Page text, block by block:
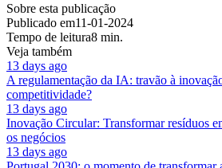
Sobre esta publicação
Publicado em11-01-2024
Tempo de leitura8 min.
Veja também
13 days ago
A regulamentação da IA: travão à
competitividade?
13 days ago
Inovação Circular: Transformar resíduos
os negócios
13 days ago